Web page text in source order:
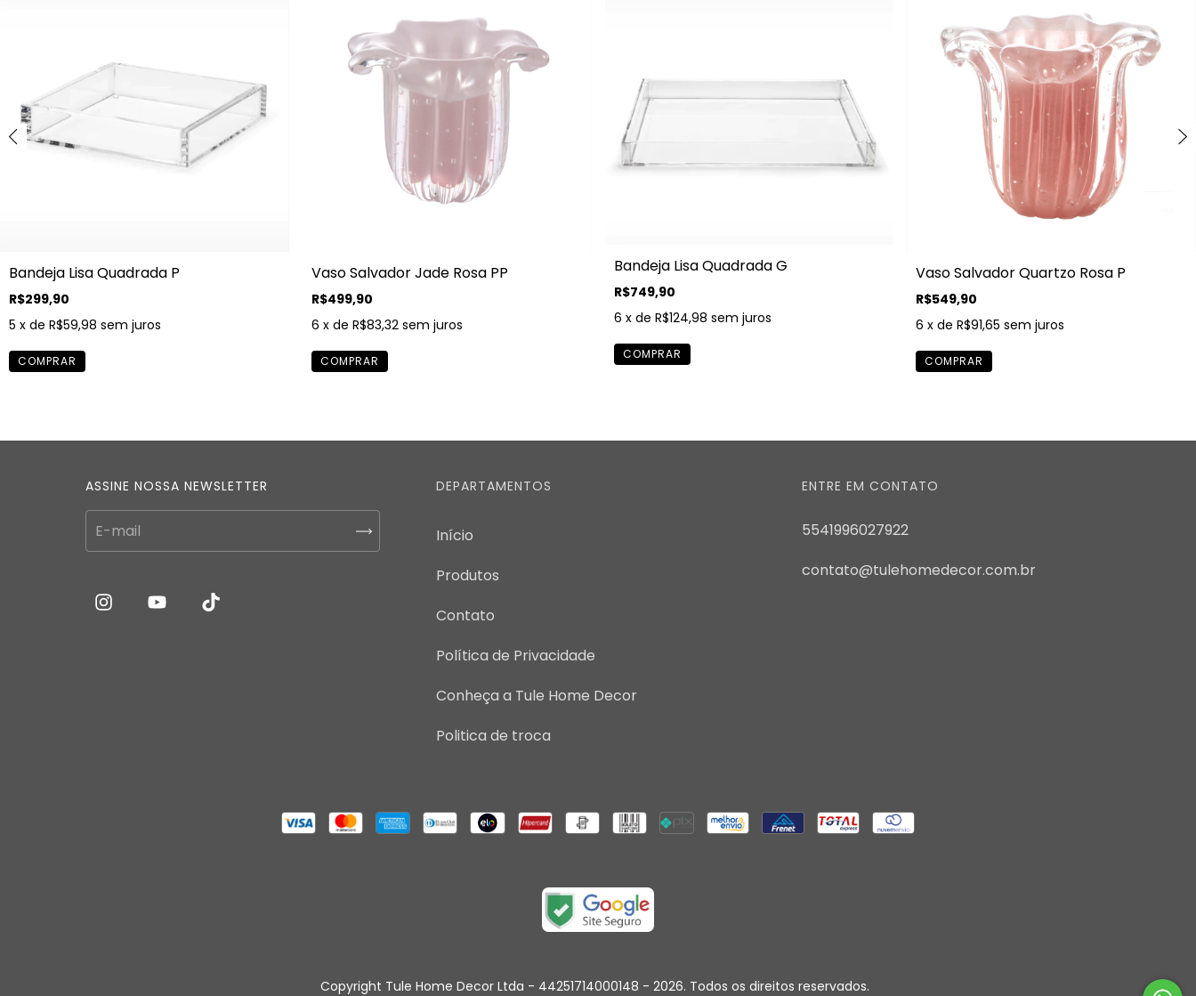
Bandeja Lisa Quadrada P
R$299,90
5 x de R$59,98 sem juros
Vaso Salvador Jade Rosa PP
R$499,90
6 x de R$83,32 sem juros
Bandeja Lisa Quadrada G
R$749,90
6 x de R$124,98 sem juros
Vaso Salvador Quartzo Rosa P
R$549,90
6 x deR$91,65 sem juros
ASSINE NOSSA NEWSLETTER DEPARTAMENTOS
Início
Produtos
Contato
Política de Privacidade
Conheça a Tule Home Decor
Politica de troca
ENTRE EM CONTATO
5541996027922
contato@tulehomedecor.com.br
Copyright Tule Home Decor Ltda - 44251714000148 - 2026. Todos os direitos reservados.